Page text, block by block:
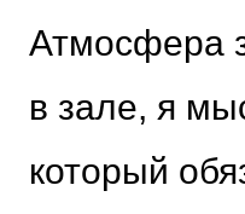
Атмосфера
в зале, я
который